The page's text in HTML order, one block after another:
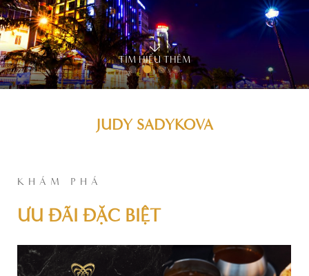
TÌM HIỂU THÊM
JUDY SADYKOVA
KHÁM PHÁ
ƯU ĐÃI ĐẶC BIỆT